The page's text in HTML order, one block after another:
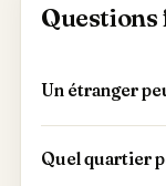
Un étranger
Quel quartier